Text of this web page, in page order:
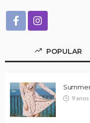
POPULAR
9